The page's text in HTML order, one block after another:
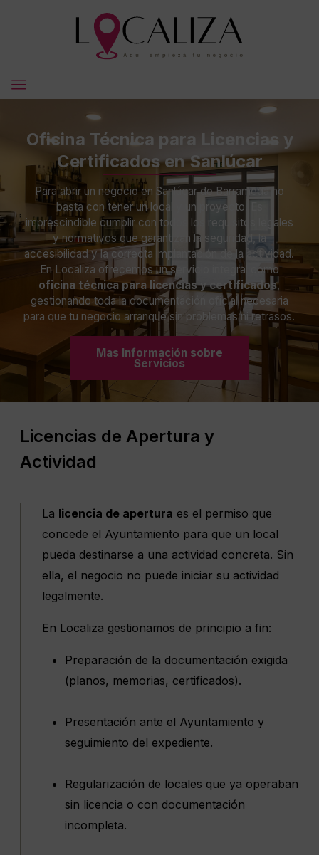
Oficina Técnica para Licencias y
Certificados en Sanlúcar
Para abrir un negocio en Sanlúcar de Barrameda no
basta con tener un local y un proyecto. Es
imprescindible cumplir con todos los requisitos legales
y normativos que garantizan la seguridad, la
accesibilidad y la correcta implantación de la actividad.
En Localiza ofrecemos un servicio integral como
oficina técnica para licencias y certificados,
gestionando toda la documentación oficial necesaria
para que tu negocio arranque sin problemas ni retrasos.
Mas Información sobre
Servicios
Licencias de Apertura y
Actividad
La licencia de apertura es el permiso que
concede el Ayuntamiento para que un local
pueda destinarse a una actividad concreta. Sin
ella, el negocio no puede iniciar su actividad
legalmente.
En Localiza gestionamos de principio a fin:
Preparación de la documentación exigida
(planos, memorias, certificados).
Presentación ante el Ayuntamiento y
seguimiento del expediente.
Regularización de locales que ya operaban
sin licencia o con documentación
incompleta.